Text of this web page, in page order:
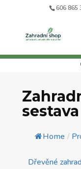
606 865
Home /
Dřevěné